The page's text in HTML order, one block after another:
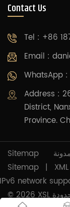
Contact Us
Tel : +86
Email :
WhatsApp :
Address :
District,
Province.
Sitemap
Sitemap | XML
IPv6 network